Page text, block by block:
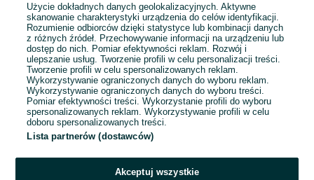
E-mail
Hasło
Użycie dokładnych danych geolokalizacyjnych. Aktywne
skanowanie charakterystyki urządzenia do celów identyfikacji.
Rozumienie odbiorców dzięki statystyce lub kombinacji danych
z różnych źródeł. Przechowywanie informacji na urządzeniu lub
dostęp do nich. Pomiar efektywności reklam. Rozwój i
ulepszanie usług. Tworzenie profili w celu personalizacji treści.
Tworzenie profili w celu spersonalizowanych reklam.
Wykorzystywanie ograniczonych danych do wyboru reklam.
Wykorzystywanie ograniczonych danych do wyboru treści.
Pomiar efektywności treści. Wykorzystanie profili do wyboru
spersonalizowanych reklam. Wykorzystywanie profili w celu
doboru spersonalizowanych treści.
Lista partnerów (dostawców)
Akceptuj wszystkie